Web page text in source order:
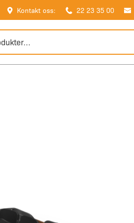
Kontakt oss: 22 23 35 00